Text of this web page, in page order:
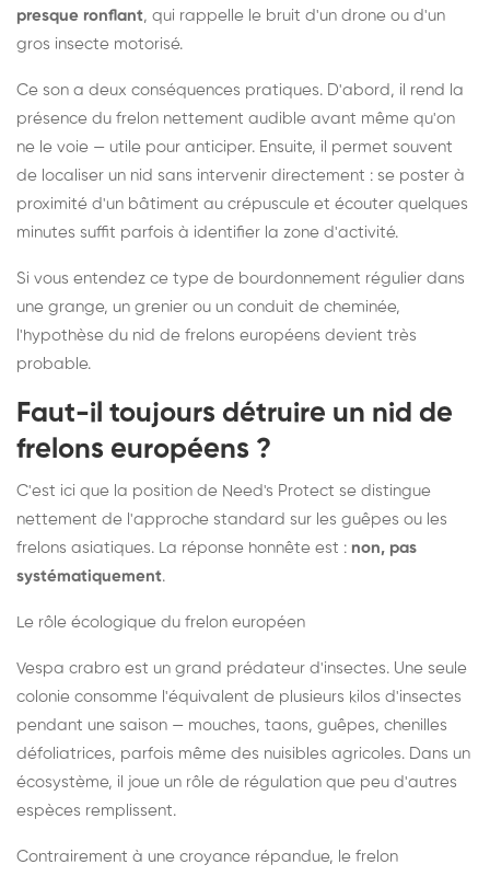
presque ronflant, qui rappelle le bruit d'un drone ou d'un
gros insecte motorisé.
Ce son a deux conséquences pratiques. D'abord, il rend la
présence du frelon nettement audible avant même qu'on
ne le voie — utile pour anticiper. Ensuite, il permet souvent
de localiser un nid sans intervenir directement : se poster à
proximité d'un bâtiment au crépuscule et écouter quelques
minutes suffit parfois à identifier la zone d'activité.
Si vous entendez ce type de bourdonnement régulier dans
une grange, un grenier ou un conduit de cheminée,
l'hypothèse du nid de frelons européens devient très
probable.
Faut-il toujours détruire un nid de
frelons européens ?
C'est ici que la position de Need's Protect se distingue
nettement de l'approche standard sur les guêpes ou les
frelons asiatiques. La réponse honnête est : non, pas
systématiquement.
Le rôle écologique du frelon européen
Vespa crabro est un grand prédateur d'insectes. Une seule
colonie consomme l'équivalent de plusieurs kilos d'insectes
pendant une saison — mouches, taons, guêpes, chenilles
défoliatrices, parfois même des nuisibles agricoles. Dans un
écosystème, il joue un rôle de régulation que peu d'autres
espèces remplissent.
Contrairement à une croyance répandue, le frelon